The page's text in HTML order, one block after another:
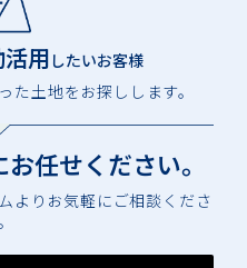
用 したいお客様
た土地をお探しします。
お任せください。
よりお気軽にご相談くださ